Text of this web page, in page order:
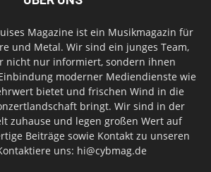
Magazine ist ein Musikmagazin für
und Metal. Wir sind ein junges Team,
nicht nur informiert, sondern ihnen
moderner Mediendienste wie
bietet und frischen Wind in die
bringt. Wir sind in der
zuhause und legen großen Wert auf
Beiträge sowie Kontakt zu unseren
uns: hi@cybmag.de